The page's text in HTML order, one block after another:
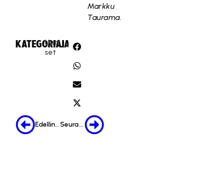
Markku
Taurama.
KATEGORIA:
Uuti
set
JAA:
Edellinen Seuraava